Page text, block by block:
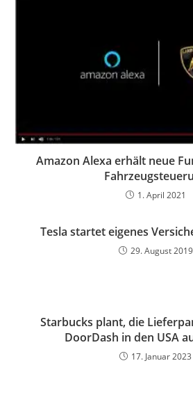
Amazon Alexa erhält neue
1. April 2021
Tesla startet eigenes
29. August 2019
Starbucks plant, die
DoorDash in den USA
17. Januar 2023